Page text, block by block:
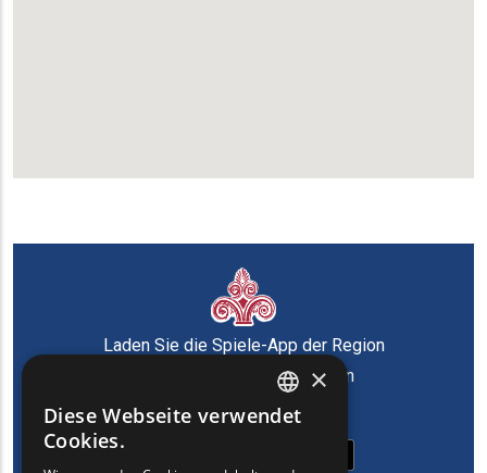
Laden Sie die Spiele-App der Region
Ostmazedonien und Thrakien
ENGLISH
×
Diese Webseite verwendet
Cookies.